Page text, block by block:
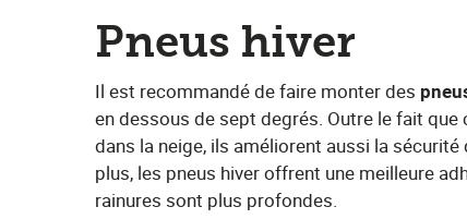
Pneus hiver
Il est recommandé de faire monter des​ ​
en dessous de sept degrés. Outre le fait
dans la neige, ils améliorent aussi la
plus, les pneus hiver offrent une meilleure
rainures sont plus profondes.